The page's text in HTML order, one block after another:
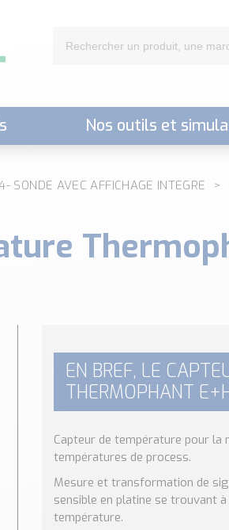
Nos outils et
SONDE AVEC AFFICHAGE INTEGRE
EN BREF, LE
THERMOPHANT
Capteur de température pour
températures de process.
Mesure et transformation de
sensible en platine se trouvant
température.